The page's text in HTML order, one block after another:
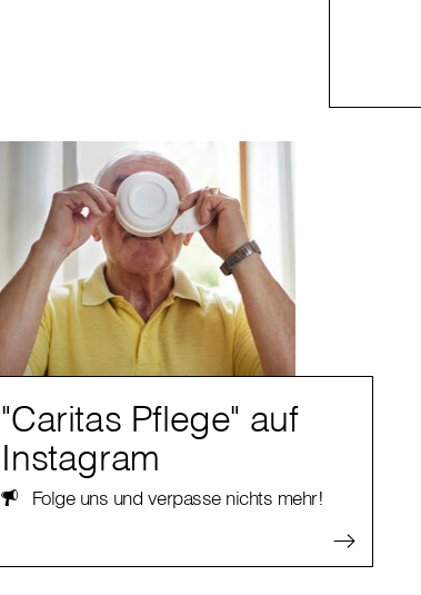
"Caritas Pflege" auf
Instagram
Folge uns und verpasse nichts mehr!